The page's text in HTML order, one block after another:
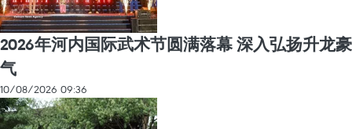
2026年河内国际武术节圆满落幕 深入弘扬升龙豪
气
10/08/2026 09:36